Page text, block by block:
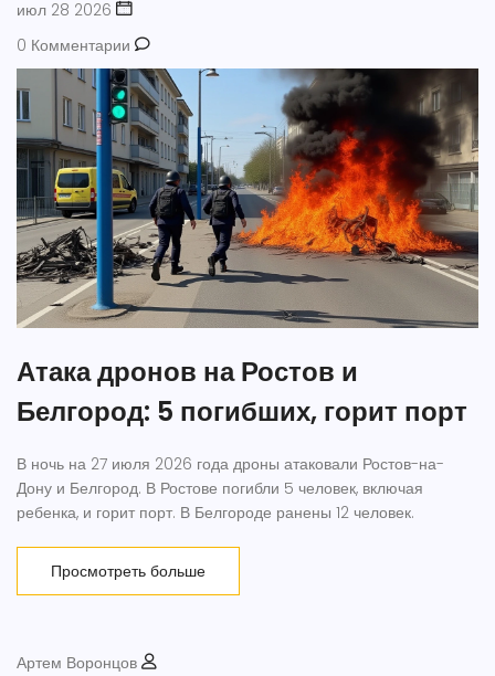
июл 28 2026
0 Комментарии
Атака дронов на Ростов и
Белгород: 5 погибших, горит порт
В ночь на 27 июля 2026 года дроны атаковали Ростов-на-
Дону и Белгород. В Ростове погибли 5 человек, включая
ребенка, и горит порт. В Белгороде ранены 12 человек.
Просмотреть больше
Артем Воронцов